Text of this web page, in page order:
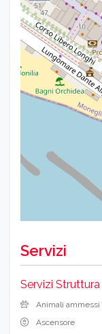
Servizi
Servizi Struttura
Animali ammessi
Ascensore